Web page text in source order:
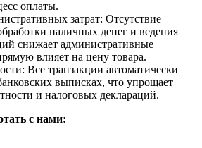
оплаты.
затрат: Отсутствие
наличных денег и ведения
снижает административные
влияет на цену товара.
Все транзакции автоматически
выписках, что упрощает
и налоговых деклараций.
с нами: